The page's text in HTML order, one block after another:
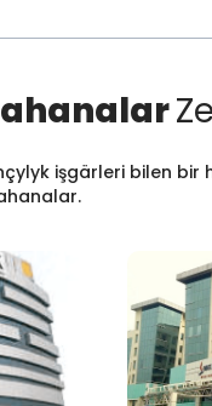
işgärleri bilen